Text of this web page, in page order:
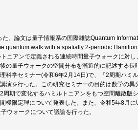
。論文は量子情報系の国際雑誌Quantum
quantum walk with a spatially 2-periodic
ニアンで定義される連続時間量子ウォークに対し
の量子ウォークの空間分布を漸近的に記述する長
科学セミナー(令和6年2月14日)で、『2周期ハミ
演を行った。この研究セミナーの目的は数学の異
期で変化するハミルトニアンをもつ空間離散版
極限定理について発表した。また、令和5年8月
ウォークについて議論を行った。